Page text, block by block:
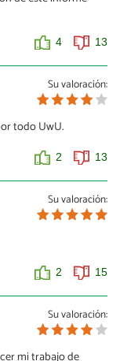
4 13
Su valoración:
todo UwU.
2 13
Su valoración:
2 15
Su valoración:
mi trabajo de